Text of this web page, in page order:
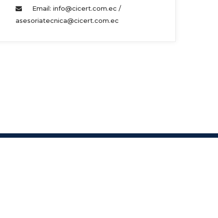
Email: info@cicert.com.ec /
asesoriatecnica@cicert.com.ec